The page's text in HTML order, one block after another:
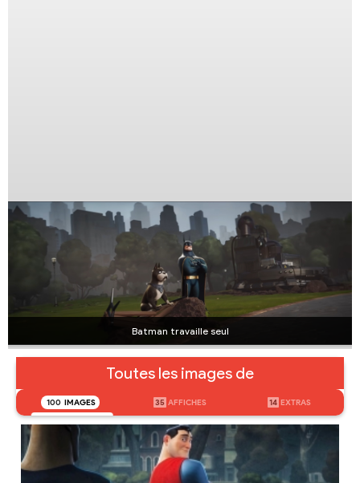
Batman travaille seul
Toutes les images de
100 IMAGES 35 AFFICHES 14 EXTRAS